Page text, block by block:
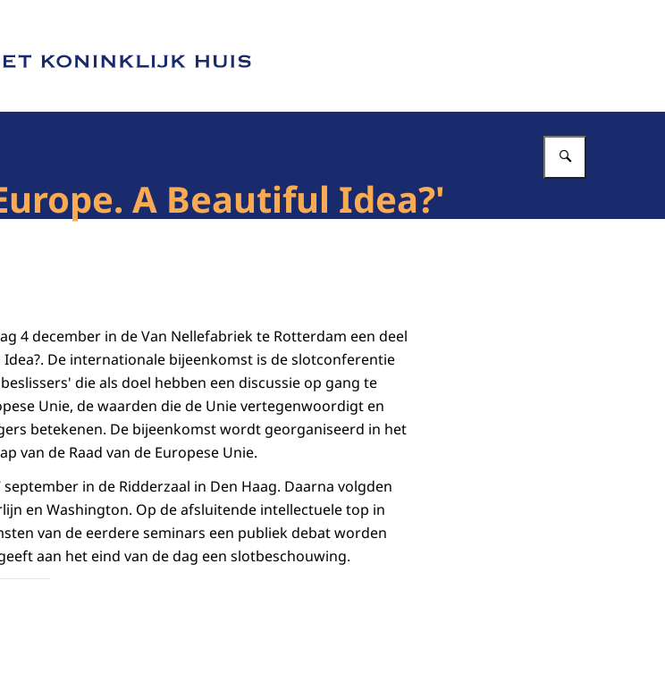
van Het Koninklijk Huis
A Beautiful Idea?'
4 december in de Van Nellefabriek te Rotterdam een deel
De internationale bijeenkomst is de slotconferentie
die als doel hebben een discussie op gang te
Unie, de waarden die de Unie vertegenwoordigt en
betekenen. De bijeenkomst wordt georganiseerd in het
van de Raad van de Europese Unie.
in de Ridderzaal in Den Haag. Daarna volgden
en Washington. Op de afsluitende intellectuele top in
van de eerdere seminars een publiek debat worden
aan het eind van de dag een slotbeschouwing.